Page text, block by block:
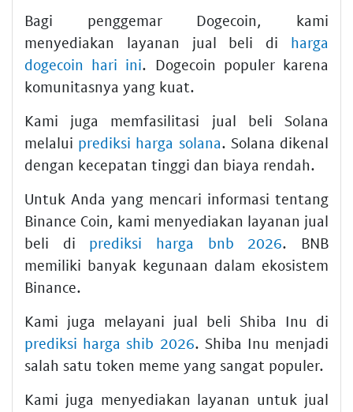
Bagi penggemar Dogecoin, kami
menyediakan layanan jual beli di harga
dogecoin hari ini. Dogecoin populer karena
komunitasnya yang kuat.
Kami juga memfasilitasi jual beli Solana
melalui prediksi harga solana. Solana dikenal
dengan kecepatan tinggi dan biaya rendah.
Untuk Anda yang mencari informasi tentang
Binance Coin, kami menyediakan layanan jual
beli di prediksi harga bnb 2026. BNB
memiliki banyak kegunaan dalam ekosistem
Binance.
Kami juga melayani jual beli Shiba Inu di
prediksi harga shib 2026. Shiba Inu menjadi
salah satu token meme yang sangat populer.
Kami juga menyediakan layanan untuk jual